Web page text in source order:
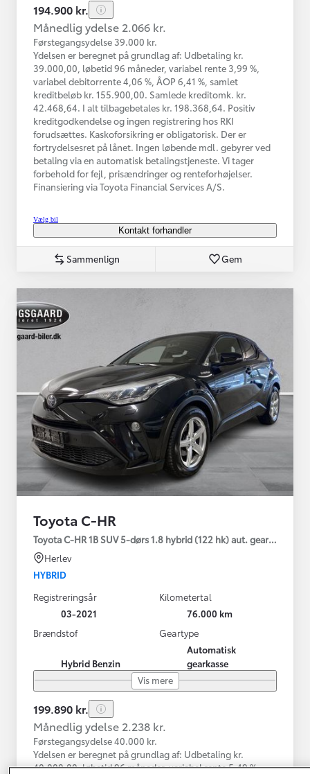
194.900 kr.
Månedlig ydelse 2.066 kr.
Førstegangsydelse 39.000 kr.
Ydelsen er beregnet på grundlag af: Udbetaling kr.
39.000,00, løbetid 96 måneder, variabel rente 3,99 %,
variabel debitorrente 4,06 %, ÅOP 6,41 %, samlet
kreditbeløb kr. 155.900,00. Samlede kreditomk. kr.
42.468,64. I alt tilbagebetales kr. 198.368,64. Positiv
kreditgodkendelse og ingen registrering hos RKI
forudsættes. Kaskoforsikring er obligatorisk. Der er
fortrydelsesret på lånet. Ingen løbende mdl. gebyrer ved
betaling via en automatisk betalingstjeneste. Vi tager
forbehold for fejl, prisændringer og renteforhøjelser.
Finansiering via Toyota Financial Services A/S.
Vælg bil
Kontakt forhandler
Sammenlign Gem
Toyota C-HR
Toyota C-HR 1B SUV 5-dørs 1.8 hybrid (122 hk) aut. gear C-LUB -
Herlev
HYBRID
Registreringsår
03-2021
Kilometertal
76.000 km
Brændstof
Hybrid Benzin
Geartype
Automatisk
gearkasse
Vis mere
199.890 kr.
Månedlig ydelse 2.238 kr.
Førstegangsydelse 40.000 kr.
Ydelsen er beregnet på grundlag af: Udbetaling kr.
40.000,00, løbetid 96 måneder, variabel rente 5,49 %,